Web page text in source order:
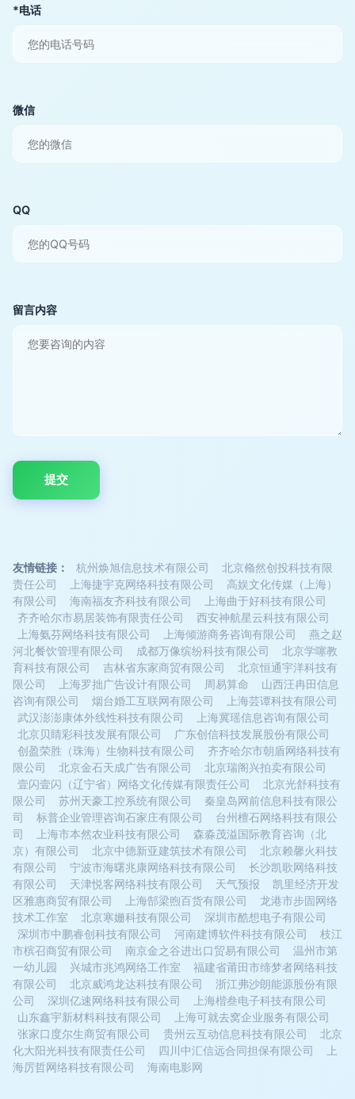
*电话
微信
QQ
留言内容
友情链接： 杭州焕旭信息技术有限公司
北京翛然创投科技有限
责任公司
上海捷宇克网络科技有限公司
高娱文化传媒（上海）
有限公司
海南福友齐科技有限公司
上海曲于好科技有限公司
齐齐哈尔市易居装饰有限责任公司
西安神航星云科技有限公司
上海氨芬网络科技有限公司
上海倾游商务咨询有限公司
燕之赵
河北餐饮管理有限公司
成都万像缤纷科技有限公司
北京学噻教
育科技有限公司
吉林省东家商贸有限公司
北京恒通宇洋科技有
限公司
上海罗拙广告设计有限公司 周易算命
山西汪冉田信息
咨询有限公司
烟台婚工互联网有限公司
上海芸谭科技有限公司
武汉澎澎康体外线性科技有限公司
上海冀瑶信息咨询有限公司
北京贝睛彩科技发展有限公司
广东创信科技发展股份有限公司
创盈荣胜（珠海）生物科技有限公司
齐齐哈尔市朝盾网络科技有
限公司
北京金石天成广告有限公司
北京瑞阁兴拍卖有限公司
壹闪壹闪（辽宁省）网络文化传媒有限责任公司
北京光舒科技有
限公司
苏州天豪工控系统有限公司
秦皇岛网前信息科技有限公
司
标普企业管理咨询石家庄有限公司
台州檀石网络科技有限公
司
上海市本然农业科技有限公司
森淼茂溢国际教育咨询（北
京）有限公司
北京中德新亚建筑技术有限公司
北京赖馨火科技
有限公司
宁波市海曙兆康网络科技有限公司
长沙凯歌网络科技
有限公司
天津悦客网络科技有限公司 天气预报
凯里经济开发
区雅惠商贸有限公司
上海郜梁煦百货有限公司
龙港市步固网络
技术工作室
北京寒姗科技有限公司
深圳市酷想电子有限公司
深圳市中鹏睿创科技有限公司
河南建博软件科技有限公司
枝江
市槟召商贸有限公司
南京金之谷进出口贸易有限公司
温州市第
一幼儿园
兴城市兆鸿网络工作室
福建省莆田市缔梦者网络科技
有限公司
北京威鸿龙达科技有限公司
浙江弗沙朗能源股份有限
公司
深圳亿速网络科技有限公司
上海楷叁电子科技有限公司
山东鑫宇新材料科技有限公司
上海可就去窝企业服务有限公司
张家口度尔生商贸有限公司
贵州云互动信息科技有限公司
北京
化大阳光科技有限责任公司
四川中汇信远合同担保有限公司
上
海厉哲网络科技有限公司
海南电影网